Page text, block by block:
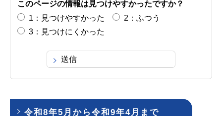
このページの情報は見つけやすかったですか？
1：見つけやすかった
2：ふつう
3：見つけにくかった
令和8年5月から令和9年4月まで